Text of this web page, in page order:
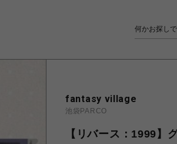
fantasy village
池袋PARCO
【リバース：1999